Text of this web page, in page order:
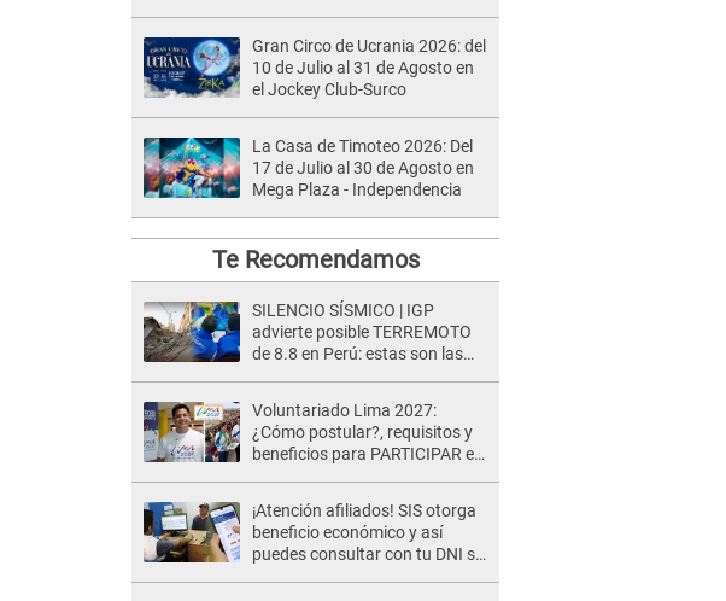
Gran Circo de Ucrania 2026: del
10 de Julio al 31 de Agosto en
el Jockey Club-Surco
La Casa de Timoteo 2026: Del
17 de Julio al 30 de Agosto en
Mega Plaza - Independencia
Te Recomendamos
SILENCIO SÍSMICO | IGP
advierte posible TERREMOTO
de 8.8 en Perú: estas son las
Voluntariado Lima 2027:
¿Cómo postular?, requisitos y
beneficios para PARTICIPAR en
¡Atención afiliados! SIS otorga
beneficio económico y así
puedes consultar con tu DNI si